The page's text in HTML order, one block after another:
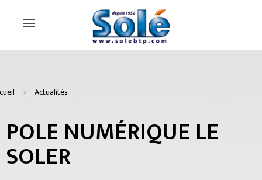
Actualités
POLE NUMÉRIQUE LE
SOLER